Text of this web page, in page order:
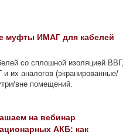
муфты ИМАГ для кабелей
со сплошной изоляцией ВВГ,
их аналогов (экранированные/
вне помещений.
на вебинар
АКБ: как